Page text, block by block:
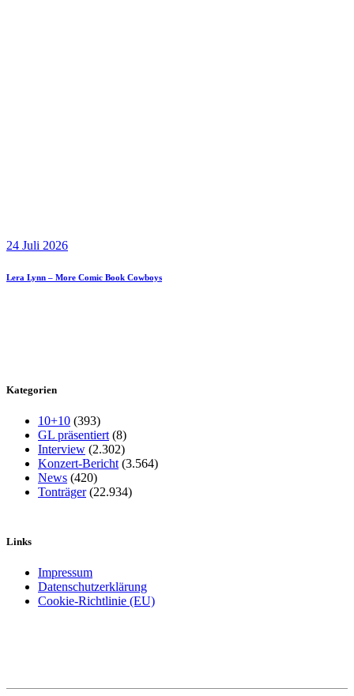
24 Juli 2026
Lera Lynn – More Comic Book Cowboys
Kategorien
10+10 (393)
GL präsentiert (8)
Interview (2.302)
Konzert-Bericht (3.564)
News (420)
Tonträger(22.934)
Links
Impressum
Datenschutzerklärung
Cookie-Richtlinie (EU)